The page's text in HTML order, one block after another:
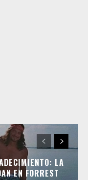
LA
EN FORREST